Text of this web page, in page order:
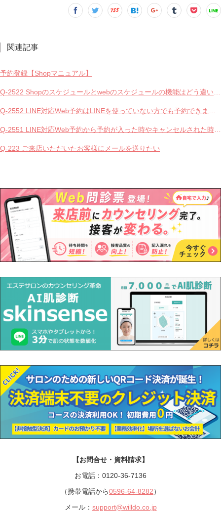
関連記事
予約登録【Shopマニュアル】
Q-223 ご来店いただいたお客様にメールを送りたい
【お問合せ・資料請求】
お電話：0120-36-7136
（携帯電話から0596-64-8282）
メール： support@willdo.co.jp